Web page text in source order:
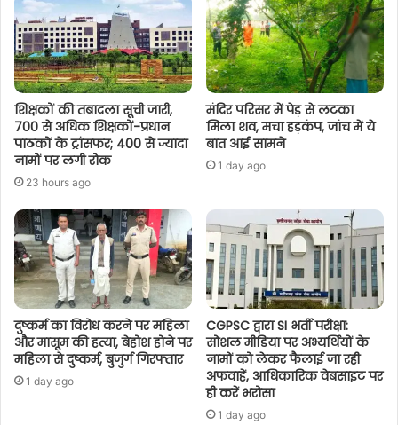
शिक्षकों की तबादला सूची जारी,
700 से अधिक शिक्षकों-प्रधान
पाठकों के ट्रांसफर; 400 से ज्यादा
नामों पर लगी रोक
23 hours ago
मंदिर परिसर में पेड़ से लटका
मिला शव, मचा हड़कंप, जांच में ये
बात आई सामने
1 day ago
दुष्कर्म का विरोध करने पर महिला
और मासूम की हत्या, बेहोश होने पर
महिला से दुष्कर्म, बुजुर्ग गिरफ्तार
1 day ago
CGPSC द्वारा SI भर्ती परीक्षा:
सोशल मीडिया पर अभ्यर्थियों के
नामों को लेकर फैलाई जा रही
अफवाहें, आधिकारिक वेबसाइट पर
ही करें भरोसा
1 day ago